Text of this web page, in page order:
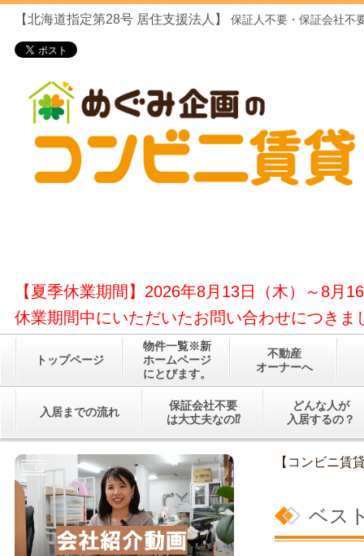
【北海道指定第28号 居住支援法人】 保証人不要・保証会社不
【夏季休業期間】2026年8月13日（木）～8月
休業期間中にいただいたお問い合わせにつき
トップページ
物件一覧※新
ホームページ
にとびます。
不動産
オーナーへ
入居までの流れ
保証会社不要
は大丈夫なの⁉
どんな人が
入居するの？
【コンビニ賃
ベス